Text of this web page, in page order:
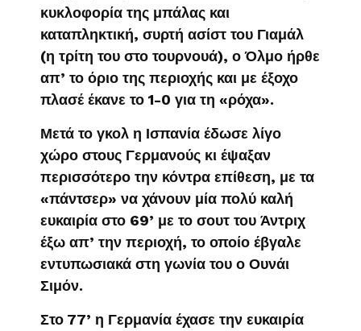
κυκλοφορία της μπάλας και
καταπληκτική, συρτή ασίστ του Γιαμάλ
(η τρίτη του στο τουρνουά), ο Όλμο ήρθε
απ’ το όριο της περιοχής και με έξοχο
πλασέ έκανε το 1-0 για τη «ρόχα».
Μετά το γκολ η Ισπανία έδωσε λίγο
χώρο στους Γερμανούς κι έψαξαν
περισσότερο την κόντρα επίθεση, με τα
«πάντσερ» να χάνουν μία πολύ καλή
ευκαιρία στο 69’ με το σουτ του Άντριχ
έξω απ’ την περιοχή, το οποίο έβγαλε
εντυπωσιακά στη γωνία του ο Ουνάι
Σιμόν.
Στο 77’ η Γερμανία έχασε την ευκαιρία